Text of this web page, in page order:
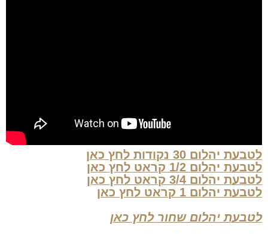
לטבעת יהלום 30 נקודות לחץ כאן
לטבעת יהלום 1/2 קראט לחץ כאן
לטבעת יהלום 3/4 קראט לחץ כאן
לטבעת יהלום 1 קראט לחץ כאן
לטבעת יהלום שחור לחץ כאן